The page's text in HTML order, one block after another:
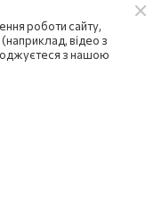
роботи сайту,
відео з
з нашою